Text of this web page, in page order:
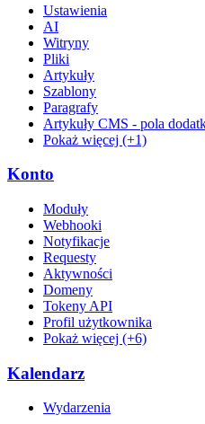
Ustawienia
AI
Witryny
Pliki
Artykuły
Szablony
Paragrafy
Artykuły CMS - pola
Pokaż więcej (+1)
Konto
Moduły
Webhooki
Notyfikacje
Requesty
Aktywności
Domeny
Tokeny API
Profil użytkownika
Pokaż więcej (+6)
Kalendarz
Wydarzenia